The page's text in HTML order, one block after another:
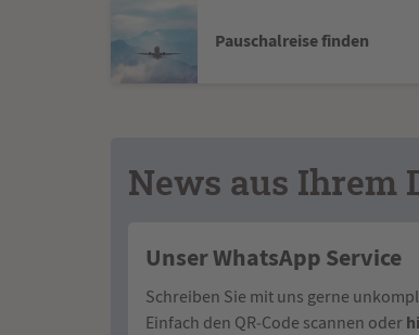
Pauschalreise finden
News aus Ihrem
Unser WhatsApp Service
Schreiben Sie mit uns gerne
Einfach den QR‑Code scannen oder